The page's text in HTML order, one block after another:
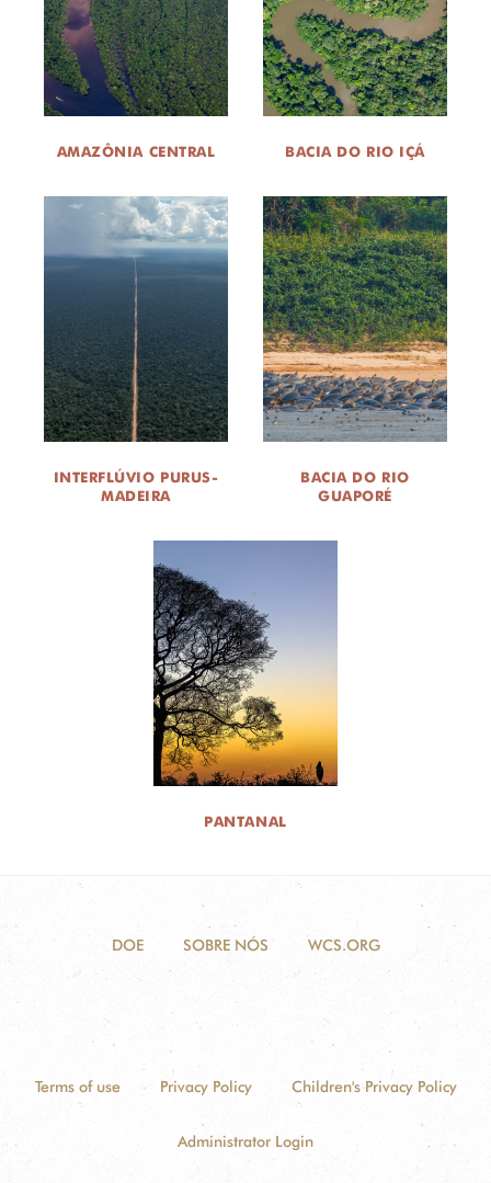
AMAZÔNIA CENTRAL BACIA DO RIO IÇÁ
INTERFLÚVIO PURUS-
MADEIRA
BACIA DO RIO
GUAPORÉ
PANTANAL
DOE SOBRE NÓS WCS.ORG
Terms of use Privacy Policy Children's Privacy Policy
Administrator Login